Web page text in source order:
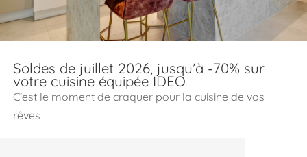
Soldes de juillet 2026, jusqu’à -70% sur
votre cuisine équipée IDEO
C’est le moment de craquer pour la cuisine de vos
rêves